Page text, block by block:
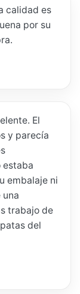
calidad es
por su
El
y parecía
estaba
embalaje ni
una
trabajo de
del